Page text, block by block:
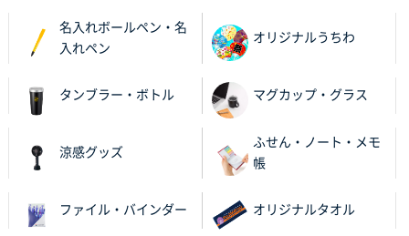
名入れボールペン・名
入れペン
オリジナルうちわ
タンブラー・ボトル マグカップ・グラス
涼感グッズ
ふせん・ノート・メモ
帳
ファイル・バインダー オリジナルタオル